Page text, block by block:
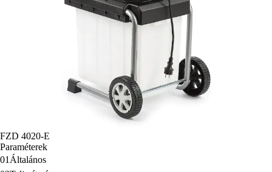
FZD 4020-E
Paraméterek
01 Általános